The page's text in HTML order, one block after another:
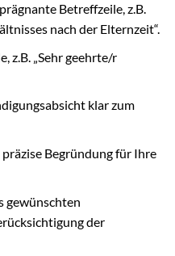
Betreffzeile, z.B.
nach der Elternzeit“.
z.B. „Sehr geehrte/r
klar zum
Begründung für Ihre
gewünschten
der